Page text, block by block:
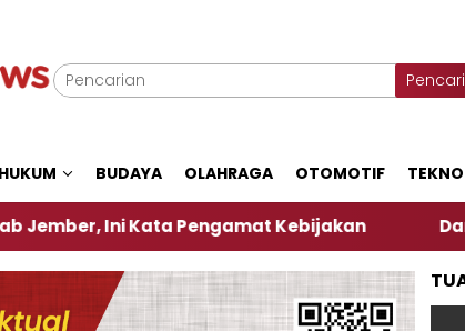
HUKUM BUDAYA OLAHRAGA OTOMOTIF
Ini Kata Pengamat Kebijakan Dampak El